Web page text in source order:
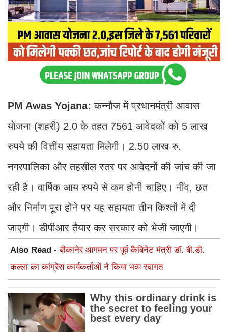
PM Awas Yojana:कन्नौज में प्रधानमंत्री आवास
योजना (शहरी) 2.0 के तहत 7561 आवेदकों को 5 लाख
रुपये की वित्तीय सहायता मिलेगी। 2.50 लाख रु.
नगरपालिका और तहसील स्तर पर आवेदनों की जांच की जा
रही है। वार्षिक आय रुपये से कम होनी चाहिए। नींव, छत
और निर्माण पूरा होने पर यह सहायता तीन किश्तों में दी
जाएगी। डीपीआर तैयार कर सरकार को भेजी जाएगी।
Also Read -बीकानेर आगमन पर पूर्व कैबिनेट मंत्री डॉ. बी.डी.
कल्ला का कांग्रेस कार्यकर्ताओं ने किया भव्य स्वागत